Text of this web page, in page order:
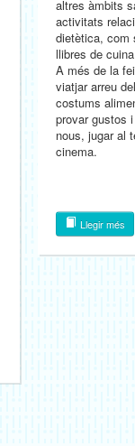
altres àmbits
activitats
dietètica, com
llibres de
A més de la
viatjar arreu
costums
provar gustos
nous, jugar al
cinema.
Llegir més